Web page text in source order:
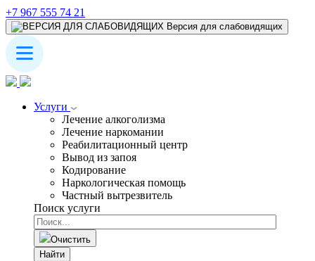
+7 967 555 74 21
Версия для слабовидящих
Услуги
Лечение алкоголизма
Лечение наркомании
Реабилитационный центр
Вывод из запоя
Кодирование
Наркологическая помощь
Частный вытрезвитель
Поиск услуги
Очистить
Найти